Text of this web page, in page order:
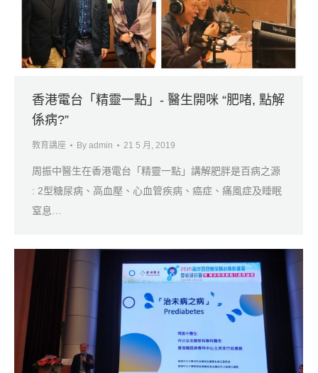
香港電台「精靈一點」- 醫生開咪 “肥啫, 點解
係病?”
教育講座 By admin 21 5 月, 2019
周振中醫生在香港電台「精靈一點」講解肥胖是百病之源
: 2型糖尿病、高血壓、心血管疾病、癌症、痛風症及睡眠
窒息…